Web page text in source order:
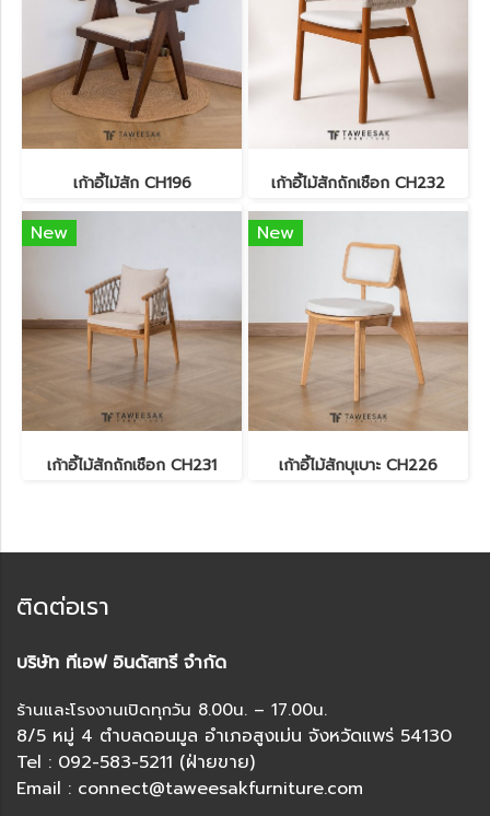
เก้าอี้ไม้สัก CH196 เก้าอี้ไม้สักถักเชือก CH232
New
เก้าอี้ไม้สักถักเชือก CH231
New
เก้าอี้ไม้สักบุเบาะ CH226
ติดต่อเรา
บริษัท ทีเอฟ อินดัสทรี จำกัด
ร้านและโรงงานเปิดทุกวัน 8.00น. – 17.00น.
8/5 หมู่ 4 ตำบลดอนมูล อำเภอสูงเม่น จังหวัดแพร่ 54130
Tel : 092-583-5211 (ฝ่ายขาย)
Email : connect@taweesakfurniture.com